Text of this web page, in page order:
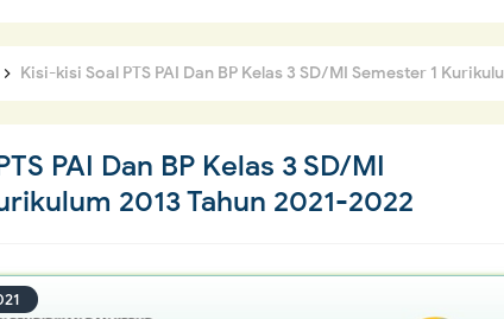
Kisi-kisi Soal PTS PAI Dan BP Kelas 3 SD/MI Semester 1 Kurikulum 2013 Tahun 2021-2022
PAI Dan BP Kelas 3 SD/MI
2013 Tahun 2021-2022